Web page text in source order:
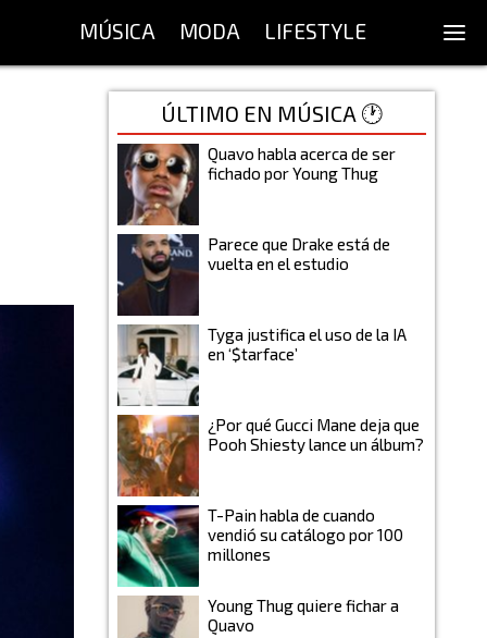
MÚSICA MODA LIFESTYLE
ÚLTIMO EN MÚSICA 🕐
Quavo habla acerca de ser
fichado por Young Thug
Parece que Drake está de
vuelta en el estudio
Tyga justifica el uso de la IA
en ‘$tarface’
¿Por qué Gucci Mane deja que
Pooh Shiesty lance un álbum?
T-Pain habla de cuando
vendió su catálogo por 100
millones
Young Thug quiere fichar a
Quavo